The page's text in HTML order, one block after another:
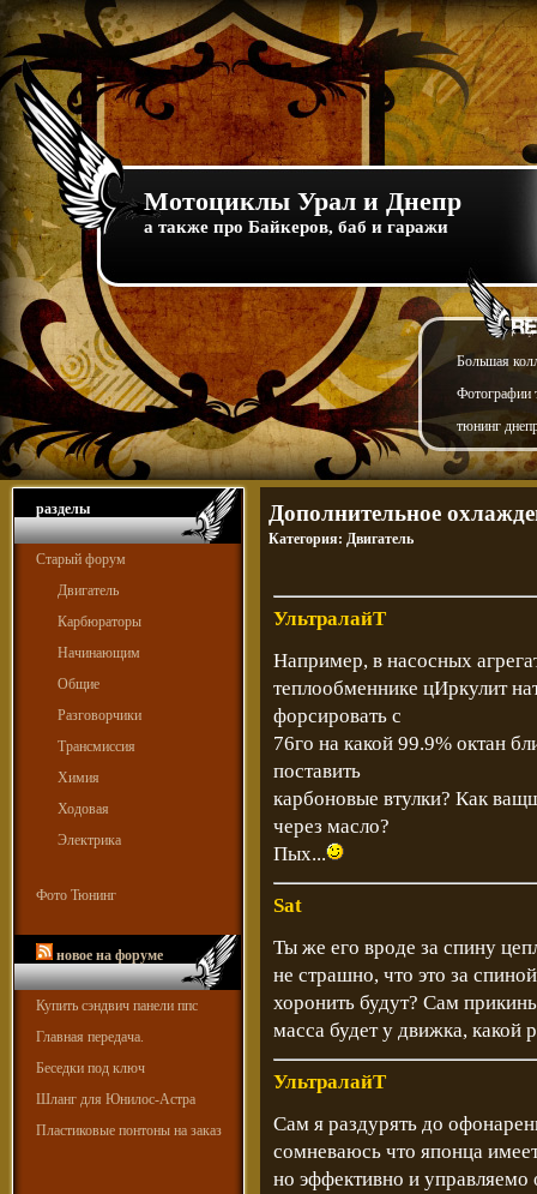
Мотоциклы Урал и Днепр
а также про Байкеров, баб и гаражи
Большая
Фотографии
тюнинг
разделы
Старый форум
Двигатель
Карбюраторы
Начинающим
Общие
Разговорчики
Трансмиссия
Химия
Ходовая
Электрика
Фото Тюнинг
новое на форуме
Купить сэндвич панели ппс
Главная передача.
Беседки под ключ
Шланг для Юнилос-Астра
Пластиковые понтоны на заказ
Дополнительное
Категория: Двигатель
УльтралайТ
Например, в насосных
теплообменнике цИркулит
форсировать с
76го на какой 99.9% октан
поставить
карбоновые втулки? Как
через масло?
Пых...
Sat
Ты же его вроде за спину
не страшно, что это за
хоронить будут? Сам
масса будет у движка, какой
УльтралайТ
Сам я раздурять до
сомневаюсь что японца
но эффективно и